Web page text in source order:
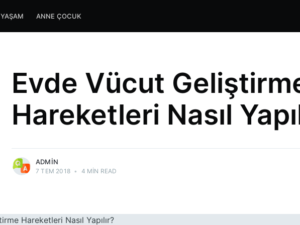
YAŞAM ANNE ÇOCUK
Evde Vücut
Hareketleri Nasıl
ADMIN
7 TEM 2018 • 4 MIN READ